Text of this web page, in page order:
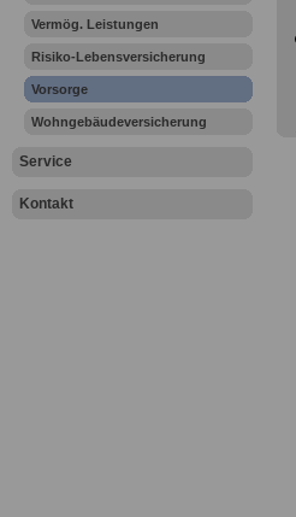
Vermög. Leistungen
Risiko-Lebensversicherung
Vorsorge
Wohngebäudeversicherung
Service
Kontakt